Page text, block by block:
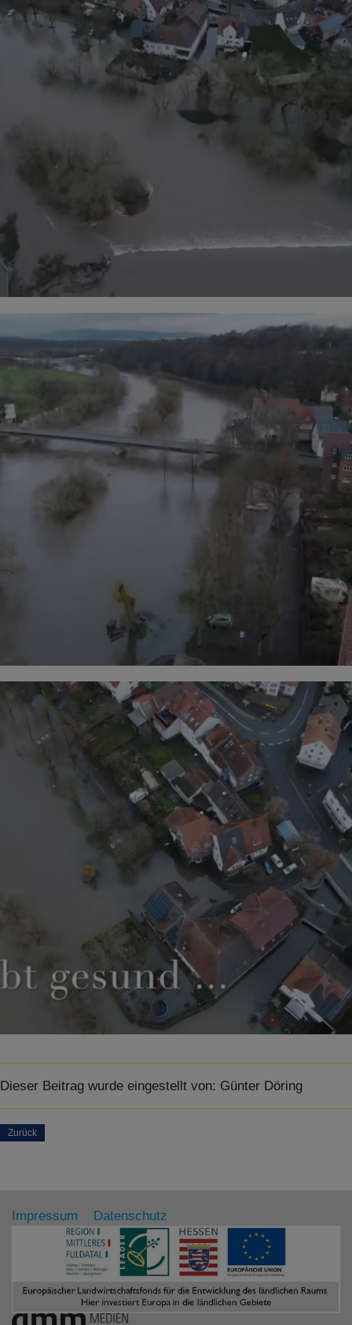
Dieser Beitrag wurde eingestellt von: Günter Döring
Zurück
Impressum Datenschutz